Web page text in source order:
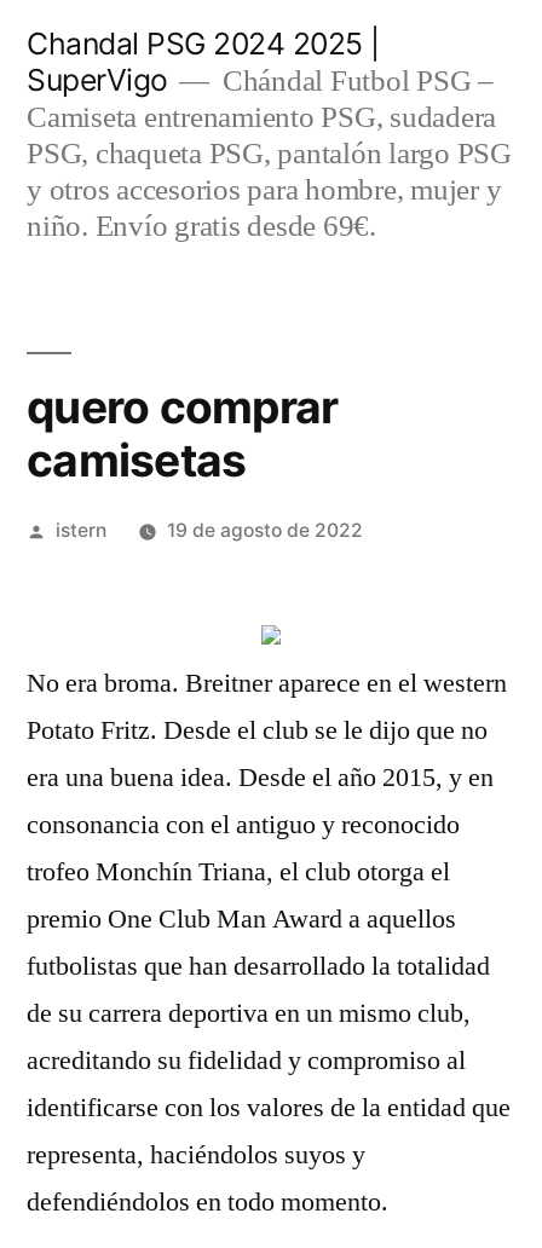
contenido
Chandal PSG 2024 2025 |
SuperVigo
Chándal Futbol PSG –
Camiseta entrenamiento PSG, sudadera
PSG, chaqueta PSG, pantalón largo PSG
y otros accesorios para hombre, mujer y
niño. Envío gratis desde 69€.
quero comprar
camisetas
Publicado
istern 19 de agosto de 2022
No era broma. Breitner aparece en el western
Potato Fritz. Desde el club se le dijo que no
era una buena idea. Desde el año 2015, y en
consonancia con el antiguo y reconocido
trofeo Monchín Triana, el club otorga el
premio One Club Man Award a aquellos
futbolistas que han desarrollado la totalidad
de su carrera deportiva en un mismo club,
acreditando su fidelidad y compromiso al
identificarse con los valores de la entidad que
representa, haciéndolos suyos y
defendiéndolos en todo momento.